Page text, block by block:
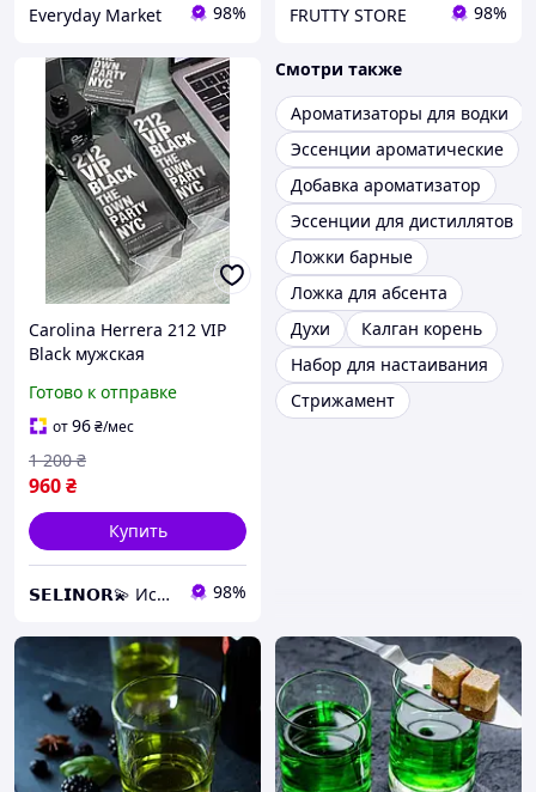
Everyday Market 98% FRUTTY STORE 98%
Carolina Herrera 212 VIP
Black мужская
фужерный аромат с
абсентом, лавандой и
ванилью,
Готово к отправке
от96₴/мес
960₴
1 200 ₴
Купить
𝗦𝗘𝗟𝗜𝗡𝗢𝗥💫 Искусство аромата 98%
Смотри также
Ароматизаторы для водки
Эссенции ароматические
Добавка ароматизатор
Эссенции для дистиллятов
Ложки барные
Ложка для абсента
Духи
Калган корень
Набор для настаивания
Стрижамент